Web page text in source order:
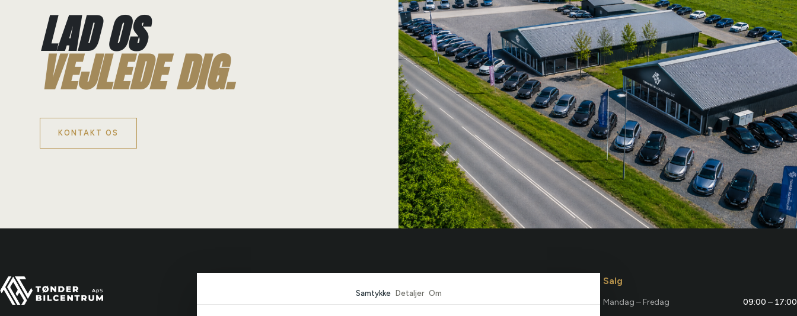
LAD OS
VEJLEDE DIG.
KONTAKT OS
Ydelser Se alle biler
Salg
Mandag – Fredag
09:00 – 17:00
Samtykke Detaljer Om